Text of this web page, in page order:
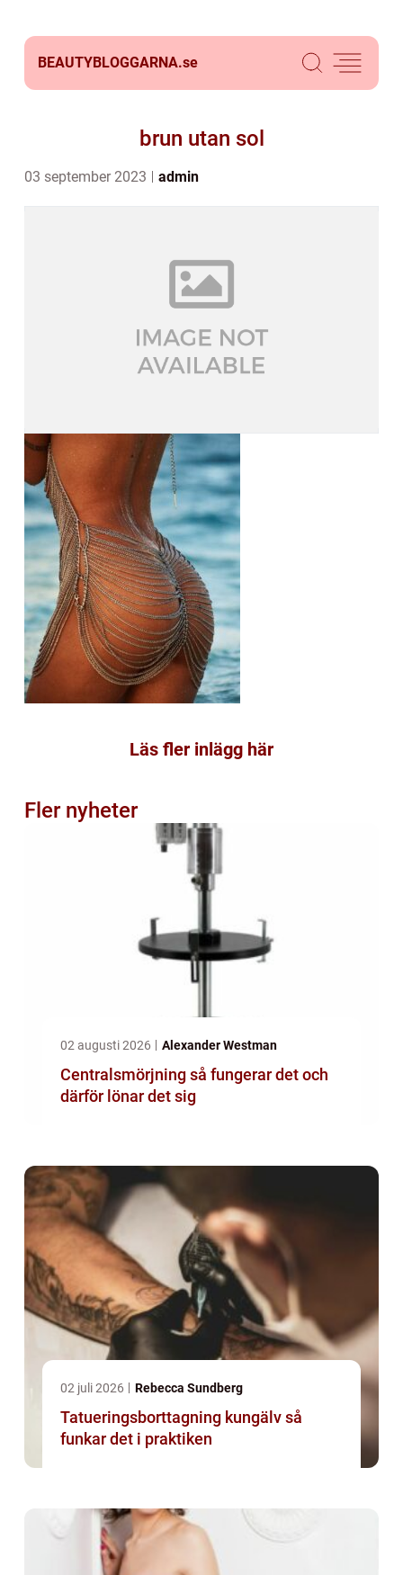
BEAUTYBLOGGARNA.se
brun utan sol
03 september 2023 admin
Läs fler inlägg här
Fler nyheter
02 augusti 2026 Alexander Westman
Centralsmörjning så fungerar det och
därför lönar det sig
02 juli 2026 Rebecca Sundberg
Tatueringsborttagning kungälv så
funkar det i praktiken